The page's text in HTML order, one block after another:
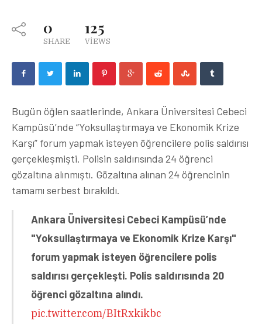
0
SHARE
125
VIEWS
Bugün öğlen saatlerinde, Ankara Üniversitesi Cebeci
Kampüsü’nde “Yoksullaştırmaya ve Ekonomik Krize
Karşı” forum yapmak isteyen öğrencilere polis saldırısı
gerçekleşmişti. Polisin saldırısında 24 öğrenci
gözaltına alınmıştı. Gözaltına alınan 24 öğrencinin
tamamı serbest bırakıldı.
Ankara Üniversitesi Cebeci Kampüsü’nde
"Yoksullaştırmaya ve Ekonomik Krize Karşı"
forum yapmak isteyen öğrencilere polis
saldırısı gerçekleşti. Polis saldırısında 20
öğrenci gözaltına alındı.
pic.twitter.com/BItRxkikbc